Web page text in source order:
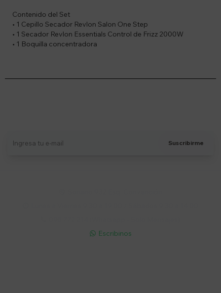
Contenido del Set
• 1 Cepillo Secador Revlon Salon One Step
• 1 Secador Revlon Essentials Control de Frizz 2000W
• 1 Boquilla concentradora
Suscribirme
 Escribinos